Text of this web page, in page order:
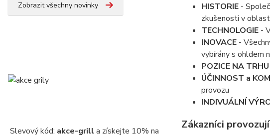
Zobrazit všechny novinky
Slevový kód: akce-grill a získejte 10% na
HISTORIE-
zkušenosti v
TECHNOLOGIE-
INOVACE-
vybírány s ohldem
POZICE NA TRHU
ÚČINNOST a
provozu
INDIVUÁLNÍ
Zákazníci